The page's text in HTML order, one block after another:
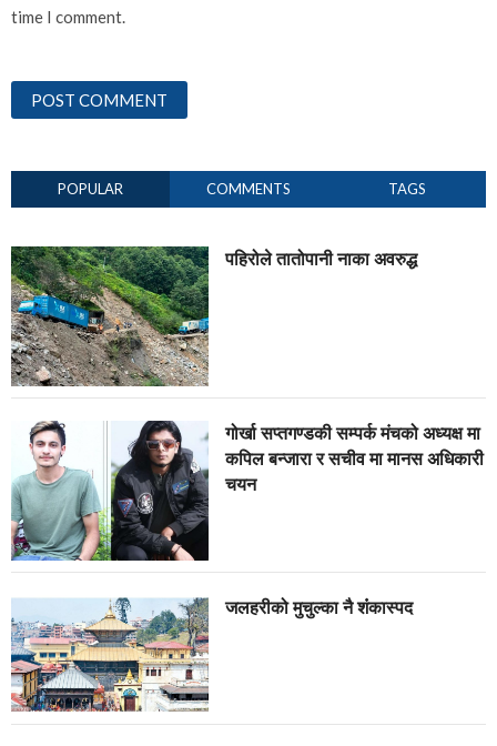
time I comment.
POPULAR COMMENTS TAGS
पहिरोले तातोपानी नाका अवरुद्ध
गोर्खा सप्तगण्डकी सम्पर्क मंचको अध्यक्ष मा
कपिल बन्जारा र सचीव मा मानस अधिकारी
चयन
जलहरीको मुचुल्का नै शंंकास्पद